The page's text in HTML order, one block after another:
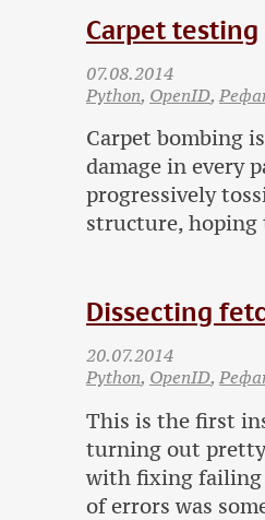
Carpet testing
07.08.2014
Python, OpenID,
Carpet bombing
damage in every
progressively
structure, hoping
Dissecting
20.07.2014
Python, OpenID,
This is the first
turning out pretty
with fixing failing
of errors was